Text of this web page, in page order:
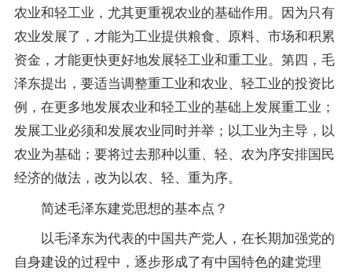
农业和轻工业，尤其更重视农业的基础作用。因为只有
农业发展了，才能为工业提供粮食、原料、市场和积累
资金，才能更快更好地发展轻工业和重工业。第四，毛
泽东提出，要适当调整重工业和农业、轻工业的投资比
例，在更多地发展农业和轻工业的基础上发展重工业；
发展工业必须和发展农业同时并举；以工业为主导，以
农业为基础；要将过去那种以重、轻、农为序安排国民
经济的做法，改为以农、轻、重为序。
简述毛泽东建党思想的基本点？
以毛泽东为代表的中国共产党人，在长期加强党的
自身建设的过程中，逐步形成了有中国特色的建党理